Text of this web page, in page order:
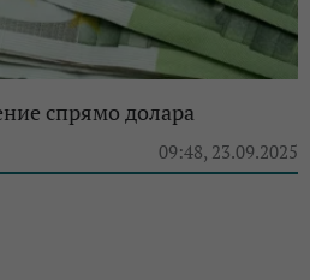
спрямо долара
09:48, 23.09.2025